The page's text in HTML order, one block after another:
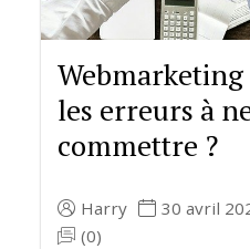
les erreurs à
commettre ?
Harry 30 avril
(0)